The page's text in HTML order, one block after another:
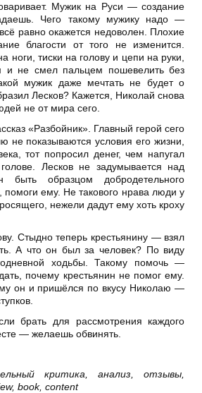
Мужик на Руси — создание
Чего такому мужику надо —
равно окажется недоволен. Плохие
благости от того не изменится.
ноги, тиски на голову и цепи на руки,
не смел пальцем пошевелить без
мужик даже мечтать не будет о
Лесков? Кажется, Николай снова
не от мира сего.
«Разбойник». Главный герой сего
не показываются условия его жизни,
тот попросил денег, чем напугал
Лесков не задумывается над
образцом добродетельного
ему. Не такового нрава люди у
нежели дадут ему хоть кроху
Стыдно теперь крестьянину — взял
А что он был за человек? По виду
ходьбы. Такому помочь —
почему крестьянин не помог ему.
он и пришёлся по вкусу Николаю —
брать для рассмотрения каждого
— желаешь обвинять.
критика, анализ, отзывы,
book, content